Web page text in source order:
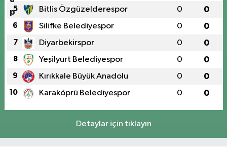
5 Bitlis Özgüzelderespor 0 0
6 Silifke Belediyespor 0 0
7 Diyarbekirspor 0 0
8 Yeşilyurt Belediyespor 0 0
9 Kırıkkale Büyük Anadolu 0 0
10 Karaköprü Belediyespor 0 0
Detaylar için tıklayın